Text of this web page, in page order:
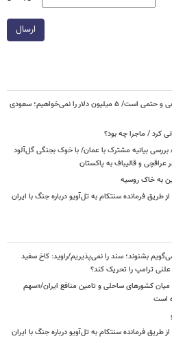
ارسال
الاخبار: حمله مقاومت به عربستان قطعی و حتمی است/ ۵ میلیون دلار را نمی‌خواهیم؛ سعودی
کرد / ماجرا چه بود؟
بیانیه مشترک با عمان/ با خوک‌ بجنگی گل‌آلود
عراقچی و قالیباف به پاکستان
از طریق فرمانده سنتکام به تل‌آویو درباره جنگ با ایران
بشنوند؛ سند را نمی‌پذیریم/راوید: کاخ سفید
ترامپ را تحریک کند؟
کشورهای ساحلی و تامین منافع ایران/«سهم
است
از طریق فرمانده سنتکام به تل‌آویو درباره جنگ با ایران